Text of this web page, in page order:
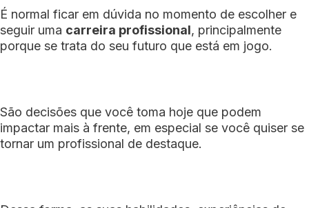
É normal ficar em dúvida no momento de escolher e
seguir uma carreira profissional, principalmente
porque se trata do seu futuro que está em jogo.
São decisões que você toma hoje que podem
impactar mais à frente, em especial se você quiser se
tornar um profissional de destaque.